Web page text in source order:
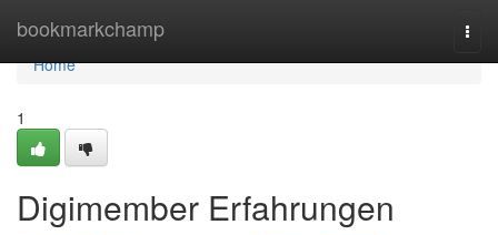
bookmarkchamp
Home
Home
1
Digimember Erfahrungen